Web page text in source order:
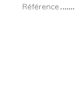
Référence